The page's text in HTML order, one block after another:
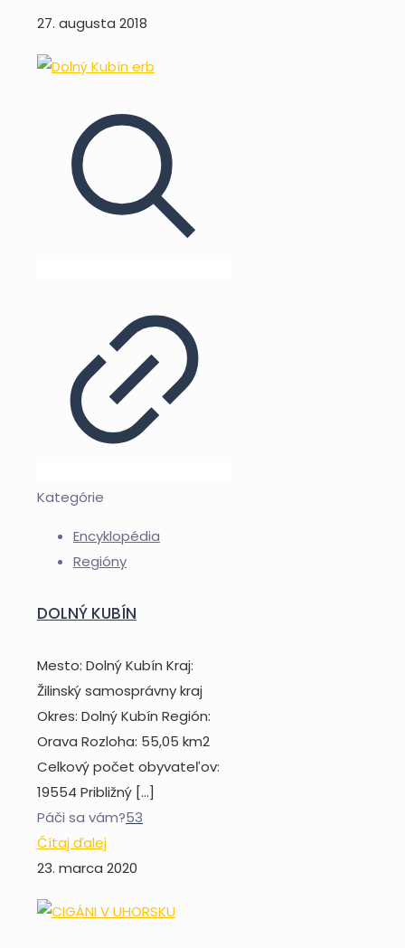
27. augusta 2018
Kategórie
Encyklopédia
Regióny
DOLNÝ KUBÍN
Mesto: Dolný Kubín Kraj:
Žilinský samosprávny kraj
Okres: Dolný Kubín Región:
Orava Rozloha: 55,05 km2
Celkový počet obyvateľov:
19554 Približný […]
Páči sa vám?53
Čítaj ďalej
23. marca 2020